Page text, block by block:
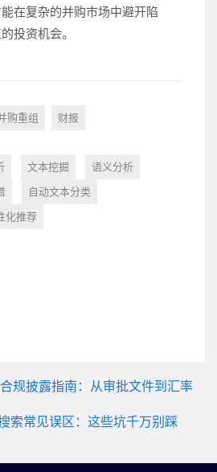
在复杂的并购市场中避开陷
投资机会。
购重组 财报
文本挖掘 语义分析
自动文本分类
化推荐
规披露指南：从审批文件到汇率
索常见误区：这些坑千万别踩